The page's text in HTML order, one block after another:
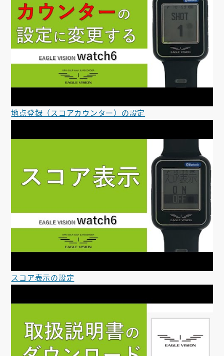
地点登録（スコアカウンター）の設定
スコア表示の設定